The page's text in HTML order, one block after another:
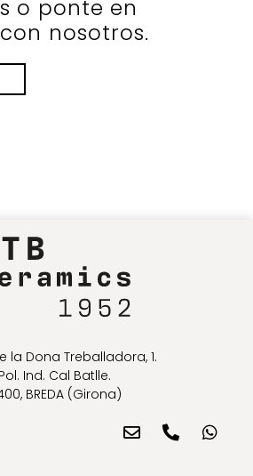
o ponte en
nosotros.
la Dona Treballadora, 1.
Pol. Ind. Cal Batlle.
BREDA (Girona)